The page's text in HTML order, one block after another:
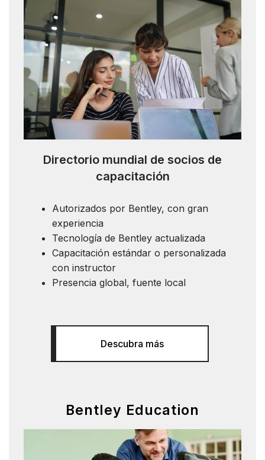
Bentley Education
Directorio mundial de socios de
capacitación
Autorizados por Bentley, con gran
experiencia
Tecnología de Bentley actualizada
Capacitación estándar o personalizada
con instructor
Presencia global, fuente local
Descubra más